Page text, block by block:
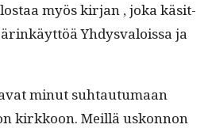
myös kir­jan , joka käsit­
Yhdys­val­ois­sa ja
min­ut suh­tau­tu­maan
kirkkoon. Meil­lä uskon­non